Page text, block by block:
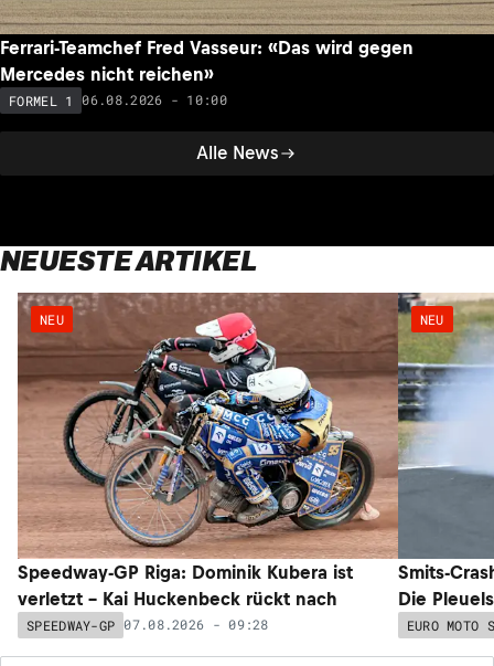
Alle News
Ferrari-Teamchef Fred Vasseur: «Das wird gegen
Mercedes nicht reichen»
FORMEL 1 06.08.2026 - 10:00
NEUESTE ARTIKEL
NEU
Speedway-GP Riga: Dominik Kubera ist
verletzt – Kai Huckenbeck rückt nach
SPEEDWAY-GP 07.08.2026 - 09:28
NEU
Smits-
Die
EURO MOTO